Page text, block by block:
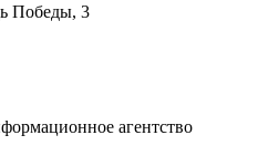
Победы, 3
агентство